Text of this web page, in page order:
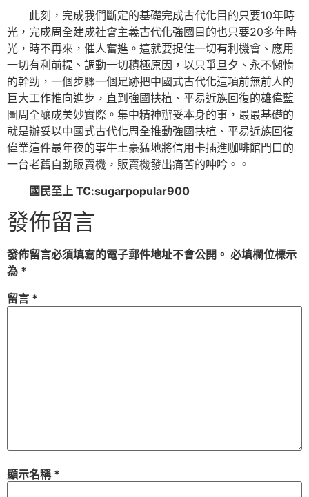
此刻，完成我們斷定的基礎完成古代化目的只要10年時
光，完成周全建成社會主義古代化強國目的也只要20多年時
光，時不再來，催人奮進。這就要捉住一切有利機會、應用
一切有利前提、調動一切積極原因，以只爭旦夕、永不懶惰
的幹勁，一個步驟一個足跡把中國式古代化這項前無前人的
巨大工作推向進步，直到強國扶植、平易近族回復的雄偉藍
圖周全釀成美妙實際。集中精神辦妥本身的事，最最基礎的
就是辦妥以中國式古代化周全推動強國扶植、平易近族回復
偉業這件最年夜的事牛土豪猛地將信用卡插進咖啡館門口的
一台老舊自動販賣機，販賣機發出痛苦的呻吟。。
國民至上 TC:sugarpopular900
發佈留言
發佈留言必須填寫的電子郵件地址不會公開。 必填欄位標示
為 *
留言 *
顯示名稱 *